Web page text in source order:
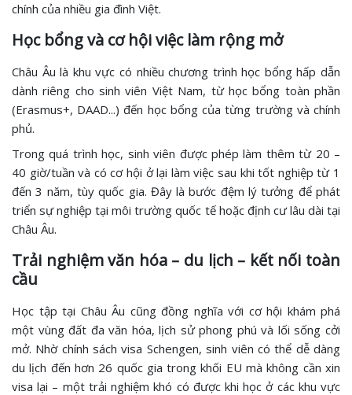
chính của nhiều gia đình Việt.
Học bổng và cơ hội việc làm rộng mở
Châu Âu là khu vực có nhiều chương trình học bổng hấp dẫn
dành riêng cho sinh viên Việt Nam, từ học bổng toàn phần
(Erasmus+, DAAD...) đến học bổng của từng trường và chính
phủ.
Trong quá trình học, sinh viên được phép làm thêm từ 20 –
40 giờ/tuần và có cơ hội ở lại làm việc sau khi tốt nghiệp từ 1
đến 3 năm, tùy quốc gia. Đây là bước đệm lý tưởng để phát
triển sự nghiệp tại môi trường quốc tế hoặc định cư lâu dài tại
Châu Âu.
Trải nghiệm văn hóa – du lịch – kết nối toàn
cầu
Học tập tại Châu Âu cũng đồng nghĩa với cơ hội khám phá
một vùng đất đa văn hóa, lịch sử phong phú và lối sống cởi
mở. Nhờ chính sách visa Schengen, sinh viên có thể dễ dàng
du lịch đến hơn 26 quốc gia trong khối EU mà không cần xin
visa lại – một trải nghiệm khó có được khi học ở các khu vực